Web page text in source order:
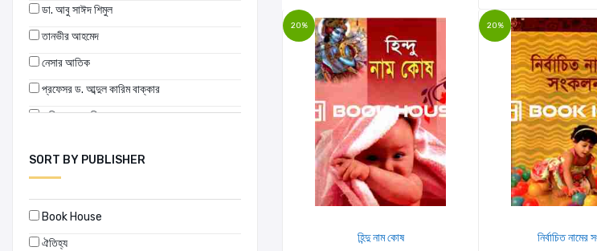
ডা. আবু সাঈদ শিমুল
তানভীর আহমেদ
নেসার আতিক
প্রফেসর ড. আব্দুল কারিম বাক্কার
মারিয়া মন্তেসরি
SORT BY PUBLISHER
Book House
ঐতিহ্য
20%
হিন্দু নাম কোষ
20%
নির্বাচিত নামের